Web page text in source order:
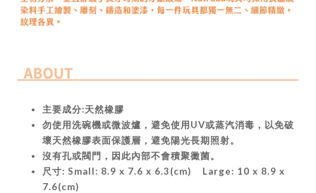
主要成分:天然橡膠
勿使用洗碗機或微波爐，避免使用UV或蒸汽消毒，以免破
壞天然橡膠表面保護層，避免陽光長期照射。
沒有孔或閥門，因此內部不會積聚黴菌。
尺寸: Small: 8.9 x 7.6 x 6.3(cm) Large: 10 x 8.9 x
7.6(cm)